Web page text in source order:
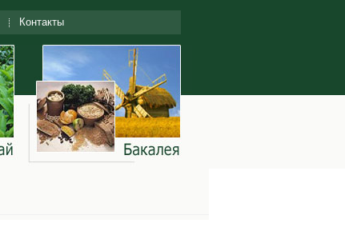
Контакты